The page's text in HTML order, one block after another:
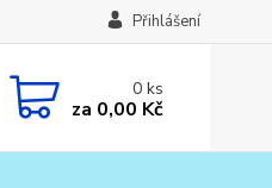
Přihlášení
0ks
za 0,00 Kč